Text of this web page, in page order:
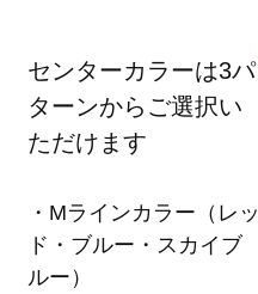
センターカラーは3パ
ターンからご選択い
ただけます
・Mラインカラー（レッ
ド・ブルー・スカイブ
ルー）